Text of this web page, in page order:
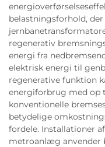
belastningsforhold,
regenerativ
energi fra
elektrisk energi til
regenerative funktion
energiforbrug med op
konventionelle
betydelige
fordele. Installationer
metroanlæg anvender